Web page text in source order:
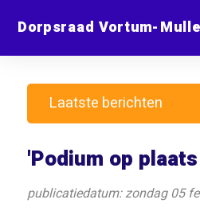
Dorpsraad Vortum-
'Podium op
publicatiedatum: zondag 05
Laatste berichten